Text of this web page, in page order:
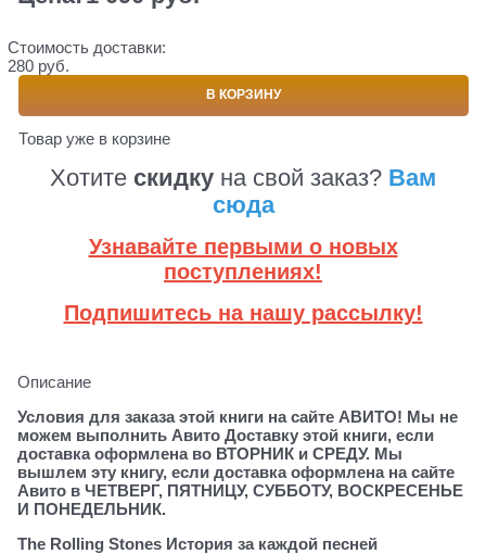
Стоимость доставки:
280 руб.
В КОРЗИНУ
Товар уже в корзине
Хотите скидку на свой заказ? Вам
сюда
Узнавайте первыми о новых
поступлениях!
Подпишитесь на нашу рассылку!
Описание
Условия для заказа этой книги на сайте АВИТО! Мы не
можем выполнить Авито Доставку этой книги, если
доставка оформлена во ВТОРНИК и СРЕДУ. Мы
вышлем эту книгу, если доставка оформлена на сайте
Авито в ЧЕТВЕРГ, ПЯТНИЦУ, СУББОТУ, ВОСКРЕСЕНЬЕ
И ПОНЕДЕЛЬНИК.
The Rolling Stones История за каждой песней